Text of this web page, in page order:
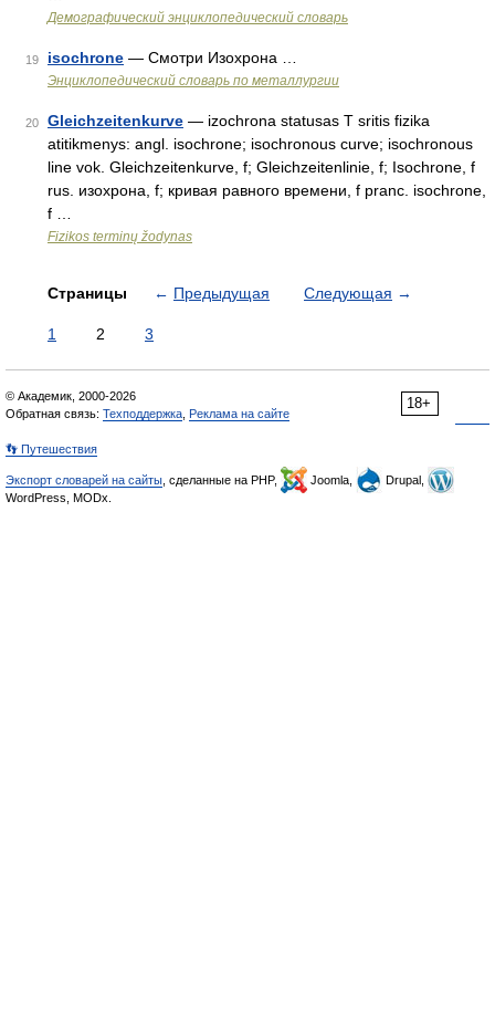
Демографический энциклопедический словарь
19 isochrone — Смотри Изохрона …
Энциклопедический словарь по металлургии
20 Gleichzeitenkurve — izochrona statusas T sritis fizika
atitikmenys: angl. isochrone; isochronous curve; isochronous
line vok. Gleichzeitenkurve, f; Gleichzeitenlinie, f; Isochrone, f
rus. изохрона, f; кривая равного времени, f pranc. isochrone,
f …
Fizikos terminų žodynas
Страницы ← Предыдущая Следующая →
1 2 3
18+
© Академик, 2000-2026
Обратная связь: Техподдержка Реклама на сайте
👣 Путешествия
Экспорт словарей на сайты , сделанные на PHP, Joomla,
Drupal,
WordPress, MODx.